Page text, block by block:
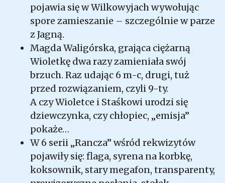
pojawia się w Wilkowyjach wywołując
spore zamieszanie – szczególnie w parze
z Jagną.
Magda Waligórska, grająca ciężarną
Wioletkę dwa razy zamieniała swój
brzuch. Raz udając 6 m-c, drugi, tuż
przed rozwiązaniem, czyli 9-ty.
A czy Wioletce i Staśkowi urodzi się
dziewczynka, czy chłopiec, „emisja”
pokaże…
W 6 serii „Rancza” wśród rekwizytów
pojawiły się: flaga, syrena na korbkę,
koksownik, stary megafon, transparenty,